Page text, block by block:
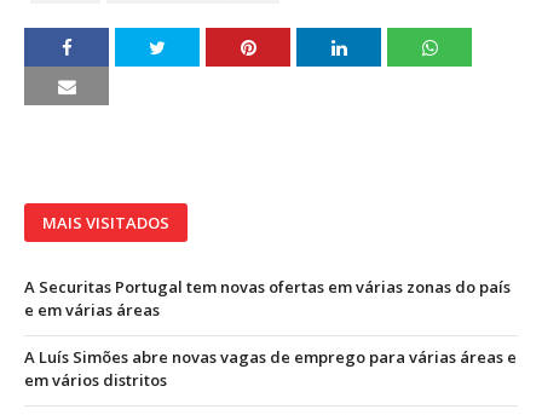
MAIS VISITADOS
A Securitas Portugal tem novas ofertas em várias zonas do país
e em várias áreas
A Luís Simões abre novas vagas de emprego para várias áreas e
em vários distritos